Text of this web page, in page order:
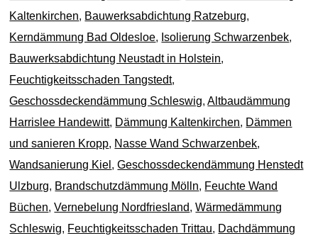
Kaltenkirchen, Bauwerksabdichtung Ratzeburg,
Kerndämmung Bad Oldesloe, Isolierung Schwarzenbek,
Bauwerksabdichtung Neustadt in Holstein,
Feuchtigkeitsschaden Tangstedt,
Geschossdeckendämmung Schleswig,Altbaudämmung
Harrislee Handewitt, Dämmung Kaltenkirchen, Dämmen
und sanieren Kropp, Nasse Wand Schwarzenbek,
Wandsanierung Kiel ,Geschossdeckendämmung Henstedt
Ulzburg, Brandschutzdämmung Mölln, Feuchte Wand
Büchen,Vernebelung Nordfriesland,Wärmedämmung
Schleswig, Feuchtigkeitsschaden Trittau, Dachdämmung